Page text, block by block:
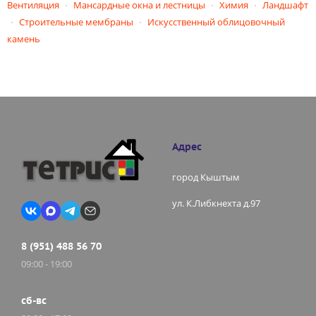
Вентиляция Мансардные окна и лестницы Химия
Ландшафт
Строительные мембраны
Искусственный облицовочный
камень
8 (951) 488 56 70
09:00 - 19:00
сб-вс
Адрес
город Кыштым
ул. К.Либкнехта д.97